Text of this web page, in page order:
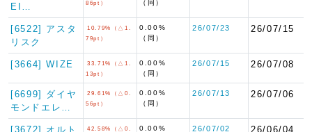
EI…
86pt）
（同）
[6522] アスタ
リスク
10.79%（△1.
79pt）
0.00%
（同）
26/07/23 26/07/15
[3664] WIZE
33.71%（△1.
13pt）
0.00%
（同）
26/07/15 26/07/08
[6699] ダイヤ
モンドエレ…
29.61%（△0.
56pt）
0.00%
（同）
26/07/13 26/07/06
[3672] オルト
42.58%（△0.
0.00%
26/07/02 26/06/04